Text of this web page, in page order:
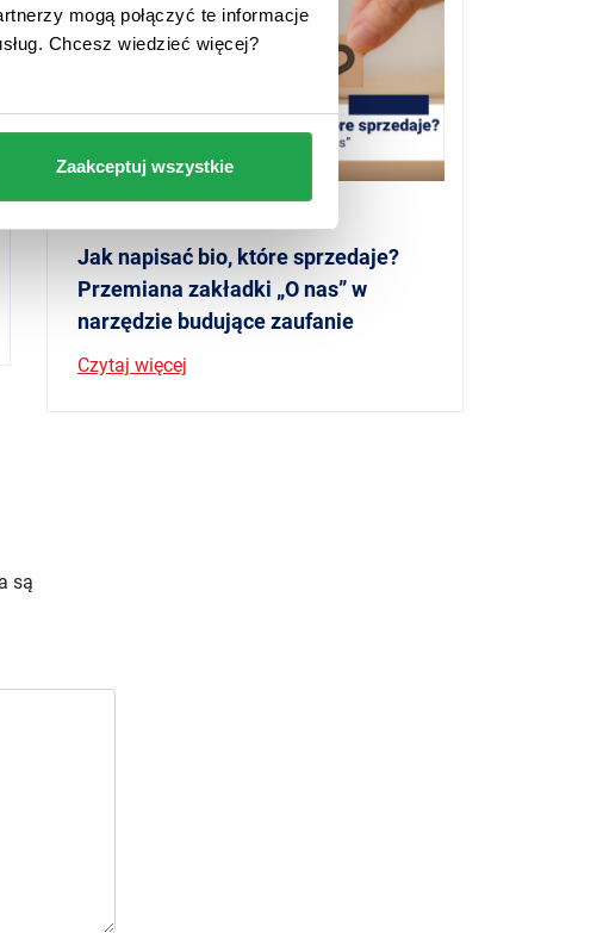
mogą połączyć te informacje
Chcesz wiedzieć więcej?
Zaakceptuj wszystkie
Jak napisać bio, które sprzedaje?
Przemiana zakładki „O nas” w
narzędzie budujące zaufanie
Czytaj więcej
są